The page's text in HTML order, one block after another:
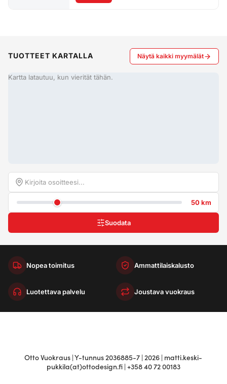
TUOTTEET KARTALLA Näytä kaikki myymälät
Kartta latautuu, kun vierität tähän.
50 km
Suodata
Nopea toimitus Ammattilaiskalusto
Luotettava palvelu Joustava vuokraus
Otto Vuokraus | Y-tunnus 2036885-7 | 2026 | matti.keski-
pukkila(at)ottodesign.fi | +358 40 72 00183